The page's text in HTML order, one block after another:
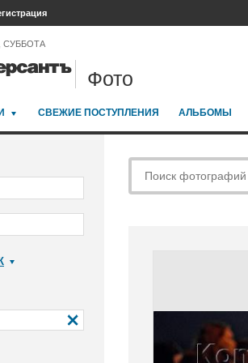
СУББОТА
Фото
СВЕЖИЕ ПОСТУПЛЕНИЯ АЛЬБОМЫ